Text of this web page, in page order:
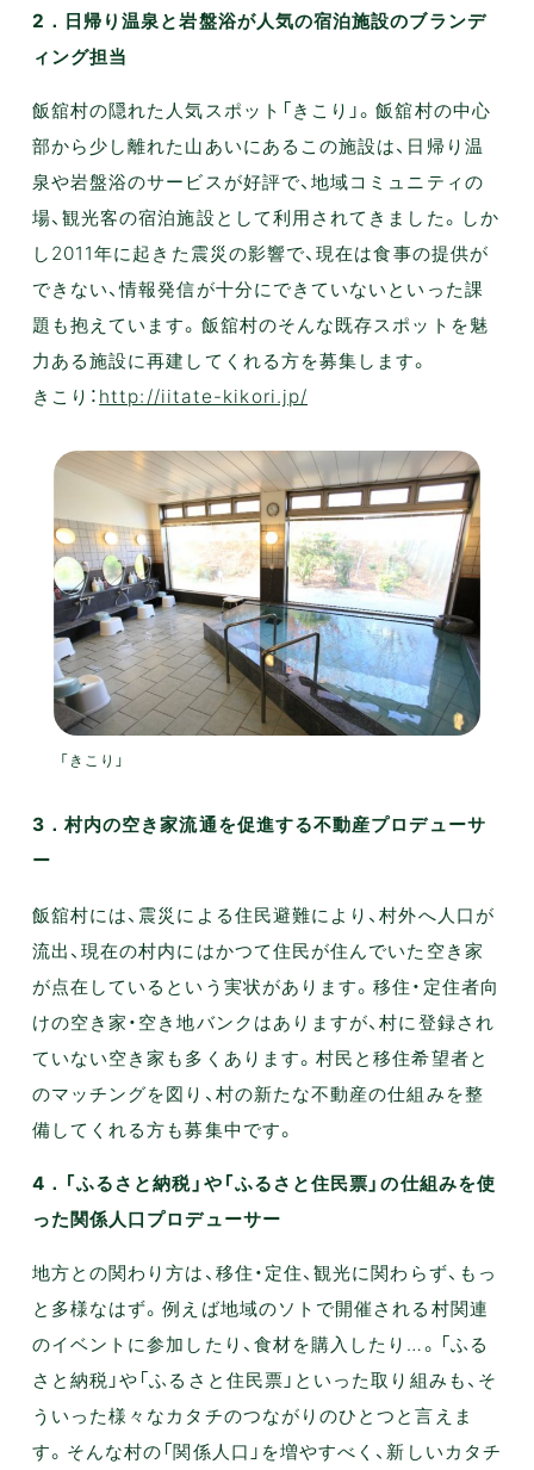
2．日帰り温泉と岩盤浴が人気の宿泊施設のブランデ
ィング担当
飯舘村の隠れた人気スポット「きこり」。飯舘村の中心
部から少し離れた山あいにあるこの施設は、日帰り温
泉や岩盤浴のサービスが好評で、地域コミュニティの
場、観光客の宿泊施設として利用されてきました。しか
し2011年に起きた震災の影響で、現在は食事の提供が
できない、情報発信が十分にできていないといった課
題も抱えています。飯舘村のそんな既存スポットを魅
力ある施設に再建してくれる方を募集します。
きこり： http://iitate-kikori.jp/
「きこり」
3．村内の空き家流通を促進する不動産プロデューサ
ー
飯舘村には、震災による住民避難により、村外へ人口が
流出、現在の村内にはかつて住民が住んでいた空き家
が点在しているという実状があります。移住・定住者向
けの空き家・空き地バンクはありますが、村に登録され
ていない空き家も多くあります。村民と移住希望者と
のマッチングを図り、村の新たな不動産の仕組みを整
備してくれる方も募集中です。
4．「ふるさと納税」や「ふるさと住民票」の仕組みを使
った関係人口プロデューサー
地方との関わり方は、移住・定住、観光に関わらず、もっ
と多様なはず。例えば地域のソトで開催される村関連
のイベントに参加したり、食材を購入したり…。「ふる
さと納税」や「ふるさと住民票」といった取り組みも、そ
ういった様々なカタチのつながりのひとつと言えま
す。そんな村の「関係人口」を増やすべく、新しいカタチ